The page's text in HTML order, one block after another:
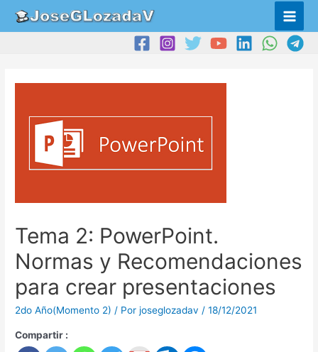
Tema 2: PowerPoint.
Normas y Recomendaciones
para crear presentaciones
2do Año(Momento 2) / Porjoseglozadav /18/12/2021
Compartir :